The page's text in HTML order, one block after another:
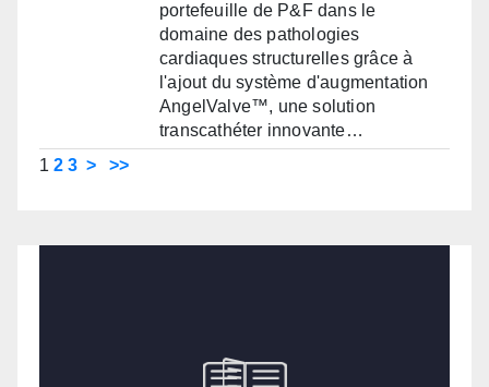
portefeuille de P&F dans le
domaine des pathologies
cardiaques structurelles grâce à
l'ajout du système d'augmentation
AngelValve™, une solution
transcathéter innovante…
1 2 3 > >>